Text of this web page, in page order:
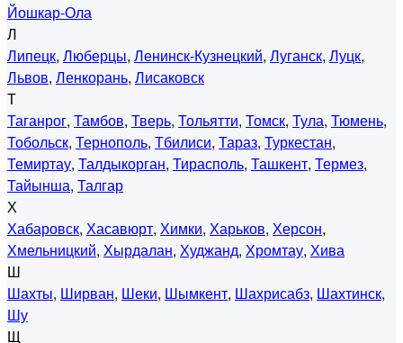
Йошкар-Ола
Л
Липецк, Люберцы, Ленинск-Кузнецкий, Луганск, Луцк,
Львов, Ленкорань, Лисаковск
Т
Таганрог, Тамбов, Тверь, Тольятти, Томск, Тула, Тюмень,
Тобольск, Тернополь, Тбилиси, Тараз, Туркестан,
Темиртау, Талдыкорган, Тирасполь, Ташкент, Термез,
Тайынша, Талгар
Х
Хабаровск, Хасавюрт, Химки, Харьков, Херсон,
Хмельницкий, Хырдалан, Худжанд, Хромтау, Хива
Ш
Шахты, Ширван, Шеки, Шымкент, Шахрисабз, Шахтинск,
Шу
Щ